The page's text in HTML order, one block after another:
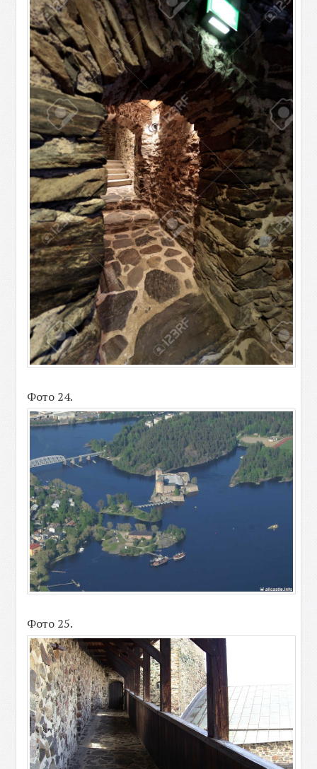
Фото 24.
Фото 25.